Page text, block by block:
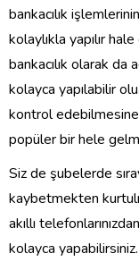
bankacılık
kolaylıkla yapılır
bankacılık olarak da
kolayca yapılabilir
kontrol
popüler bir hele
Siz de şubelerde
kaybetmekten
akıllı
kolayca